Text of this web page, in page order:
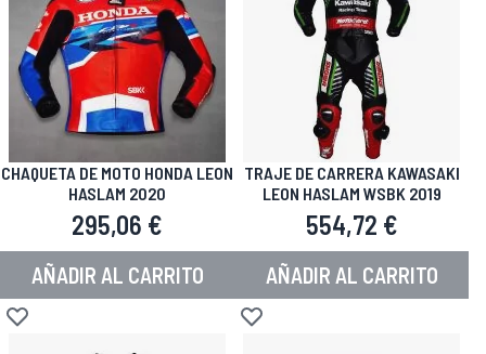
CHAQUETA DE MOTO HONDA LEON
HASLAM 2020
295,06 €
AÑADIR AL CARRITO
Añadir a la Lista de Deseos
TRAJE DE CARRERA KAWASAKI
LEON HASLAM WSBK 2019
554,72 €
AÑADIR AL CARRITO
Añadir a la Lista de Deseos